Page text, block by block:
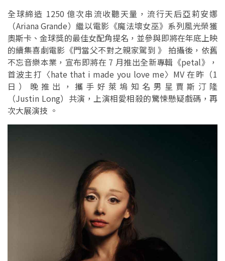
全球締造 1250 億次串流收聽天量，流行天后亞莉安娜
（Ariana Grande）繼以電影《魔法壞女巫》系列風光榮獲
奧斯卡、金球獎的最佳女配角提名，並參與即將在年底上映
的續集喜劇電影《門當父不對之親家駕到 》 拍攝後，依舊
不忘音樂本業，宣布即將在 7 月推出全新專輯《petal》，
首波主打〈hate that i made you love me〉MV 在昨（1
日）晚推出，攜手好萊塢知名男星賈斯汀隆
（Justin Long）共演，上演相愛相殺的驚悚懸疑戲碼，再
次大展演技 。